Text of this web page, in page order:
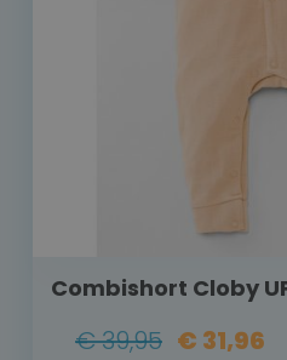
Combishort Cloby
€ 39,95 € 31,96